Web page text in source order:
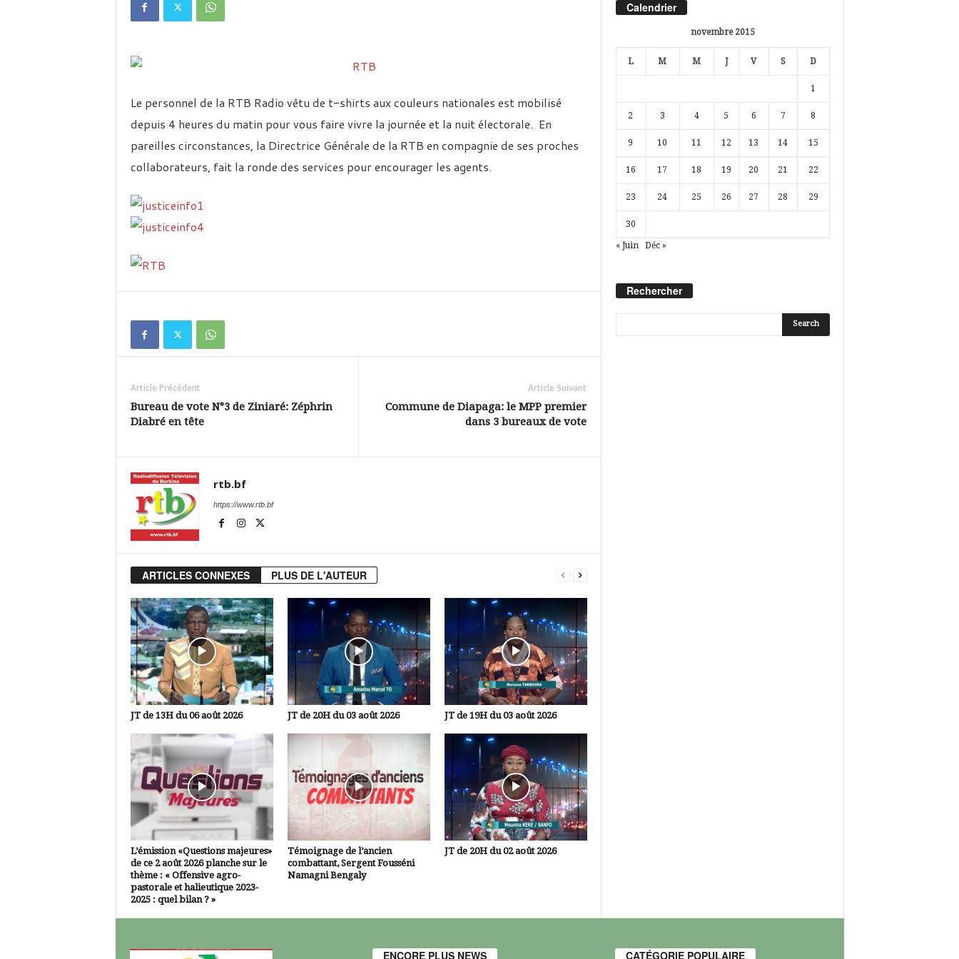
Le personnel de la RTB Radio vêtu de t-shirts aux couleurs nationales est mobilisé
depuis 4 heures du matin pour vous faire vivre la journée et la nuit électorale. En
pareilles circonstances, la Directrice Générale de la RTB en compagnie de ses proches
collaborateurs, fait la ronde des services pour encourager les agents.
Article Précédent
Bureau de vote N°3 de Ziniaré: Zéphrin
Diabré en tête
Article Suivant
Commune de Diapaga: le MPP premier
dans 3 bureaux de vote
rtb.bf
https://www.rtb.bf
ARTICLES CONNEXES PLUS DE L'AUTEUR
JT de 13H du 06 août 2026 JT de 20H du 03 août 2026 JT de 19H du 03 août 2026
L’émission «Questions majeures»
de ce 2 août 2026 planche sur le
thème : « Offensive agro-
pastorale et halieutique 2023-
2025 : quel bilan ? »
Témoignage de l’ancien
combattant, Sergent Fousséni
Namagni Bengaly
JT de 20H du 02 août 2026
Calendrier
novembre 2015
L M M J V S D
1
2 3 4 5 6 7 8
9 10 11 12 13 14 15
16 17 18 19 20 21 22
23 24 25 26 27 28 29
30
« Juin Déc »
Rechercher
ENCORE PLUS NEWS CATÉGORIE POPULAIRE